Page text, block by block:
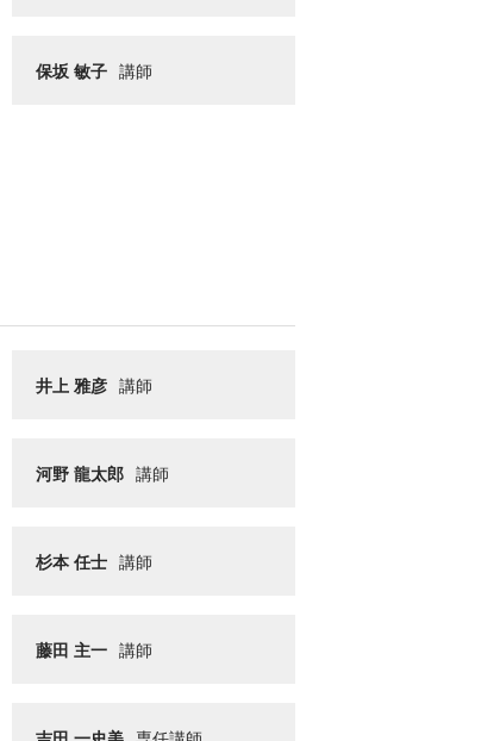
保坂 敏子 講師
井上 雅彦 講師
河野 龍太郎 講師
杉本 任士 講師
藤田 主一 講師